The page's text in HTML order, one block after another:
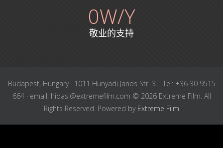
0W/Y
敬业的支持
Budapest, Hungary · 1011 Hunyadi Janos Str. 3. · Tel: +36 30 9515
664 · email: hidasi@extremefilm.com © 2026 Extreme Film. All
Rights Reserved. Powered by Extreme Film